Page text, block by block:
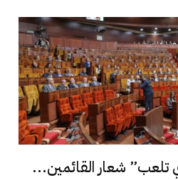
تلعب” شعار القائمين...